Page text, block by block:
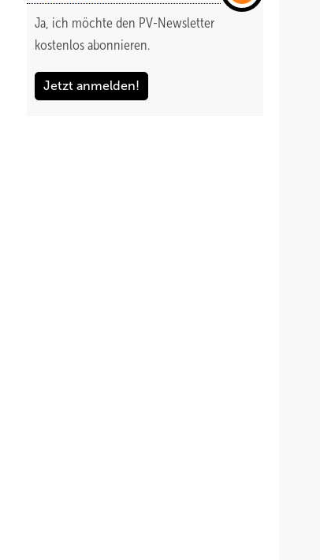
Ja, ich möchte den PV-Newsletter
kostenlos abonnieren.
Jetzt anmelden!